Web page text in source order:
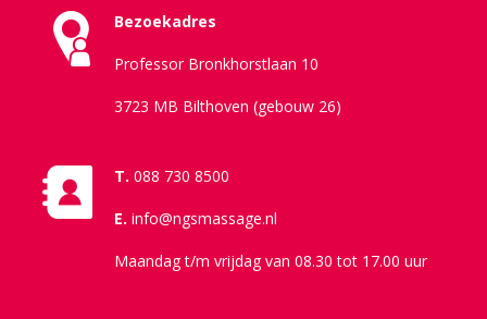
Bezoekadres
Professor Bronkhorstlaan 10
3723 MB Bilthoven (gebouw 26)
T. 088 730 8500
E. info@ngsmassage.nl
Maandag t/m vrijdag van 08.30 tot 17.00 uur